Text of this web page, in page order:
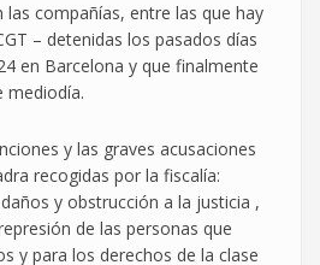
compañías, entre las que hay
– detenidas los pasados días
en Barcelona y que finalmente
mediodía.
y las graves acusaciones
recogidas por la fiscalía:
y obstrucción a la justicia ,
de las personas que
y para los derechos de la clase